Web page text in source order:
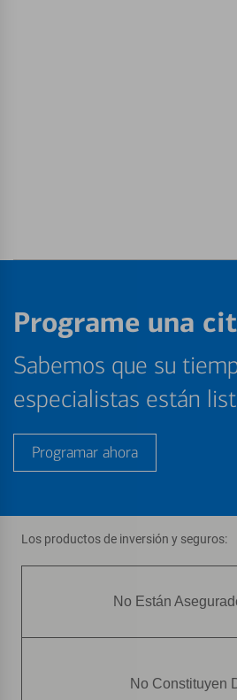
Programe una
Sabemos que su
especialistas están
Programar ahora
Los productos de inversión y seguros:
No Están
No Constituyen